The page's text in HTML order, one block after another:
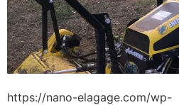
https://nano-elagage.com/wp-